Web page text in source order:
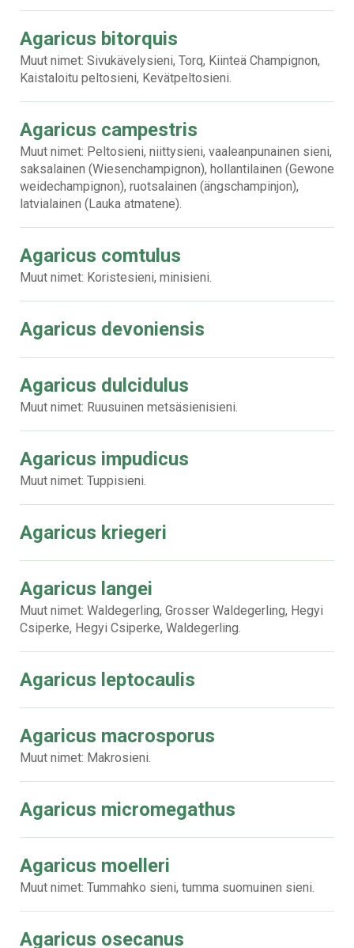
Agaricus bitorquis
Muut nimet: Sivukävelysieni, Torq, Kiinteä Champignon,
Kaistaloitu peltosieni, Kevätpeltosieni.
Agaricus campestris
Muut nimet: Peltosieni, niittysieni, vaaleanpunainen sieni,
saksalainen (Wiesenchampignon), hollantilainen (Gewone
weidechampignon), ruotsalainen (ängschampinjon),
latvialainen (Lauka atmatene).
Agaricus comtulus
Muut nimet: Koristesieni, minisieni.
Agaricus devoniensis
Agaricus dulcidulus
Muut nimet: Ruusuinen metsäsienisieni.
Agaricus impudicus
Muut nimet: Tuppisieni.
Agaricus kriegeri
Agaricus langei
Muut nimet: Waldegerling, Grosser Waldegerling, Hegyi
Csiperke, Hegyi Csiperke, Waldegerling.
Agaricus leptocaulis
Agaricus macrosporus
Muut nimet: Makrosieni.
Agaricus micromegathus
Agaricus moelleri
Muut nimet: Tummahko sieni, tumma suomuinen sieni.
Agaricus osecanus